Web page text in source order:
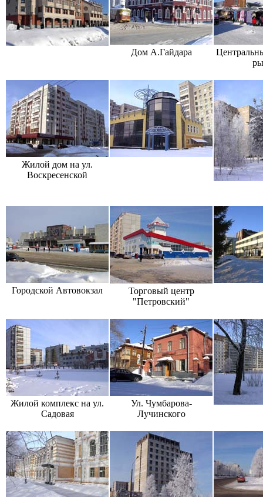
Дом А.Гайдара
Жилой дом на ул.
Воскресенской
Городской Автовокзал
Торговый центр
"Петровский"
Жилой комплекс на ул.
Садовая
Ул. Чумбарова-
Лучинского